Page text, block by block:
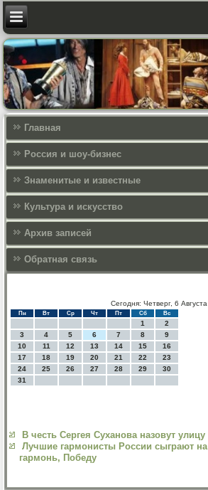
Главная
Россия и шоу-бизнес
Знаменитые и известные
Культура и искусcтво
Архив записей
Обратная связь
Сегодня: Четверг, 6 Августа
Пн Вт Ср Чт Пт Сб Вс
1
2
3
4 5 6 7 8
9
10
11 12 13 14 15
16
17
18 19 20 21 22
23
24
25 26 27 28 29
30
31
В честь Сергея Суханова назовут улицу
Лучшие гармонисты России сыграют
гармонь, Победу